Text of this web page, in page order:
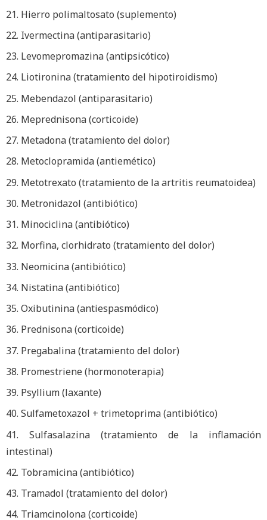
21. Hierro polimaltosato (suplemento)
22. Ivermectina (antiparasitario)
23. Levomepromazina (antipsicótico)
24. Liotironina (tratamiento del hipotiroidismo)
25. Mebendazol (antiparasitario)
26. Meprednisona (corticoide)
27. Metadona (tratamiento del dolor)
28. Metoclopramida (antiemético)
29. Metotrexato (tratamiento de la artritis reumatoidea)
30. Metronidazol (antibiótico)
31. Minociclina (antibiótico)
32. Morfina, clorhidrato (tratamiento del dolor)
33. Neomicina (antibiótico)
34. Nistatina (antibiótico)
35. Oxibutinina (antiespasmódico)
36. Prednisona (corticoide)
37. Pregabalina (tratamiento del dolor)
38. Promestriene (hormonoterapia)
39. Psyllium (laxante)
40. Sulfametoxazol + trimetoprima (antibiótico)
41. Sulfasalazina (tratamiento de la inflamación
intestinal)
42. Tobramicina (antibiótico)
43. Tramadol (tratamiento del dolor)
44. Triamcinolona (corticoide)